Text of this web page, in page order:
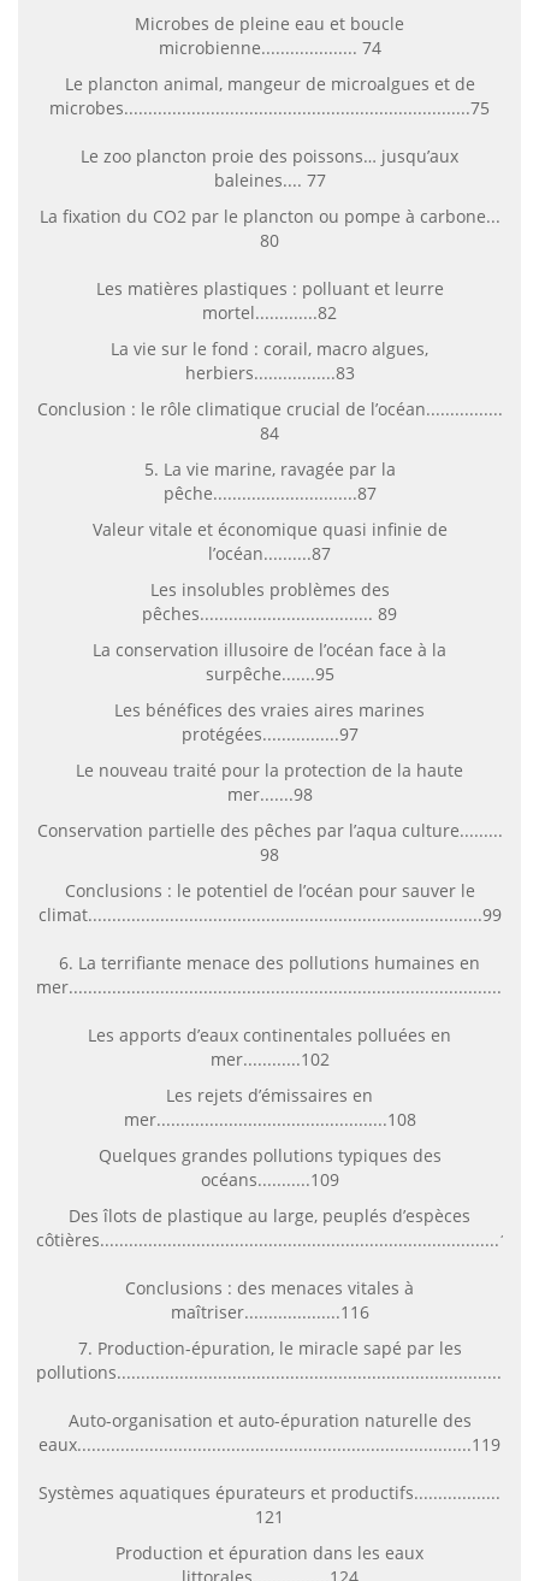
Microbes de pleine eau et boucle
microbienne.................... 74
Le plancton animal, mangeur de microalgues et de
microbes........................................................................75
Le zoo plancton proie des poissons… jusqu’aux
baleines.... 77
La fixation du CO2 par le plancton ou pompe à carbone...
80
Les matières plastiques : polluant et leurre
mortel.............82
La vie sur le fond : corail, macro algues,
herbiers.................83
Conclusion : le rôle climatique crucial de l’océan................
84
5. La vie marine, ravagée par la
pêche..............................87
Valeur vitale et économique quasi infinie de
l’océan..........87
Les insolubles problèmes des
pêches.................................... 89
La conservation illusoire de l’océan face à la
surpêche.......95
Les bénéfices des vraies aires marines
protégées................97
Le nouveau traité pour la protection de la haute
mer.......98
Conservation partielle des pêches par l’aqua culture.........
98
Conclusions : le potentiel de l’océan pour sauver le
climat..................................................................................99
6. La terrifiante menace des pollutions humaines en
Les apports d’eaux continentales polluées en
mer............102
Les rejets d’émissaires en
mer................................................108
Quelques grandes pollutions typiques des
océans...........109
Des îlots de plastique au large, peuplés d’espèces
côtières...................................................................................114
Conclusions : des menaces vitales à
maîtriser....................116
7. Production-épuration, le miracle sapé par les
pollutions................................................................................119
Auto-organisation et auto-épuration naturelle des
eaux..................................................................................119
Systèmes aquatiques épurateurs et productifs..................
121
Production et épuration dans les eaux